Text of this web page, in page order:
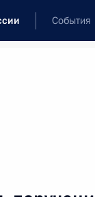
События